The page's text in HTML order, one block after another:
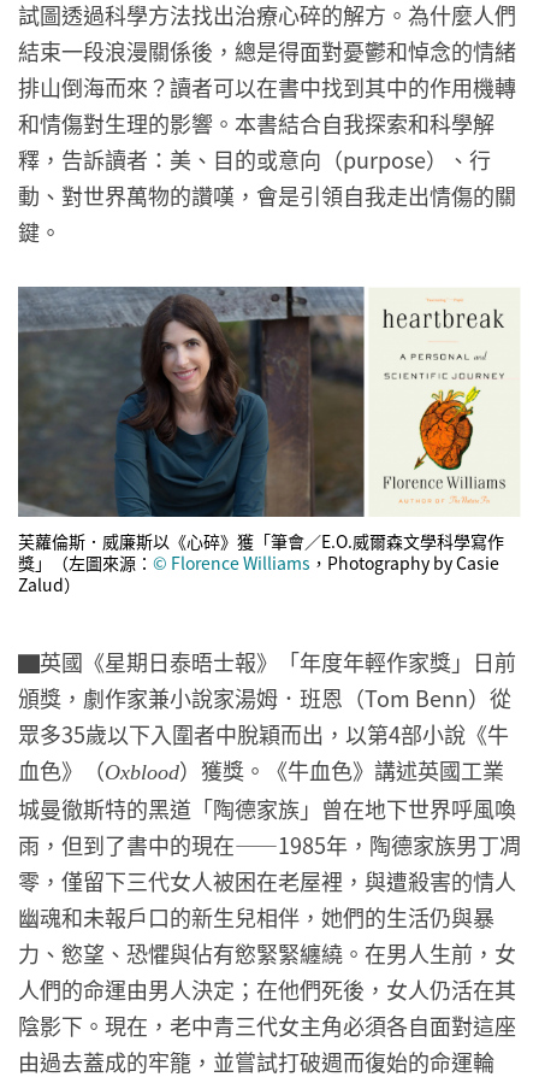
試圖透過科學方法找出治療心碎的解方。為什麼人們
結束一段浪漫關係後，總是得面對憂鬱和悼念的情緒
排山倒海而來？讀者可以在書中找到其中的作用機轉
和情傷對生理的影響。本書結合自我探索和科學解
釋，告訴讀者：美、目的或意向（purpose）、行
動、對世界萬物的讚嘆，會是引領自我走出情傷的關
鍵。
芙蘿倫斯．威廉斯以《心碎》獲「筆會／E.O.威爾森文學科學寫作
獎」（左圖來源： © Florence Williams ，Photography by Casie
Zalud）
▇英國《星期日泰晤士報》「年度年輕作家獎」日前
頒獎，劇作家兼小說家湯姆．班恩（Tom Benn）從
眾多35歲以下入圍者中脫穎而出，以第4部小說《牛
血色》（Oxblood）獲獎。《牛血色》講述英國工業
城曼徹斯特的黑道「陶德家族」曾在地下世界呼風喚
雨，但到了書中的現在——1985年，陶德家族男丁凋
零，僅留下三代女人被困在老屋裡，與遭殺害的情人
幽魂和未報戶口的新生兒相伴，她們的生活仍與暴
力、慾望、恐懼與佔有慾緊緊纏繞。在男人生前，女
人們的命運由男人決定；在他們死後，女人仍活在其
陰影下。現在，老中青三代女主角必須各自面對這座
由過去蓋成的牢籠，並嘗試打破週而復始的命運輪